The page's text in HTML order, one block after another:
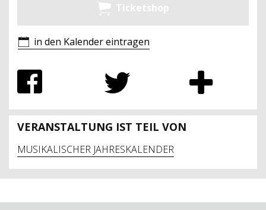
Ticketshop
in den Kalender eintragen
VERANSTALTUNG IST TEIL VON
MUSIKALISCHER JAHRESKALENDER